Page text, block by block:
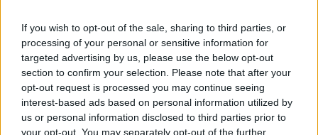
If you wish to opt-out of the sale, sharing to third parties, or
processing of your personal or sensitive information for
targeted advertising by us, please use the below opt-out
section to confirm your selection. Please note that after your
opt-out request is processed you may continue seeing
interest-based ads based on personal information utilized by
us or personal information disclosed to third parties prior to
your opt-out. You may separately opt-out of the further